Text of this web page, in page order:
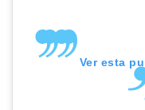
Ver esta